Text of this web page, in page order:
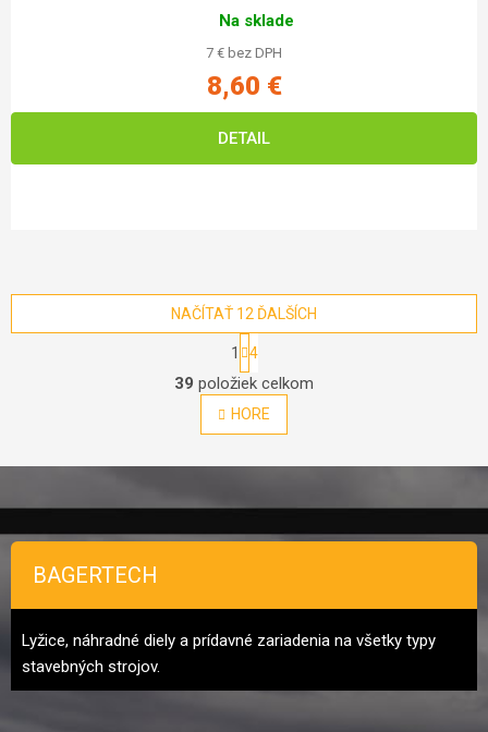
Na sklade
7 € bez DPH
8,60 €
DETAIL
Ovládacie prvky výpisu
NAČÍTAŤ 12 ĎALŠÍCH
Stránkovanie
1 4
39 položiek celkom
HORE
BAGERTECH
Lyžice, náhradné diely a prídavné zariadenia na všetky typy
stavebných strojov.